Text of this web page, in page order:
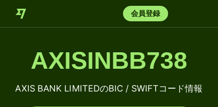
会員登録
AXISINBB738
AXIS BANK LIMITEDのBIC / SWIFTコード情報